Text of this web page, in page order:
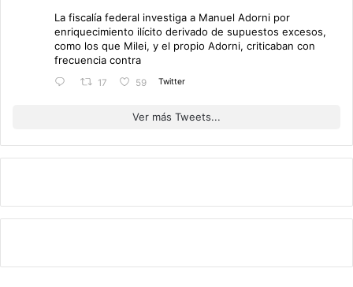
La fiscalía federal investiga a Manuel Adorni por
enriquecimiento ilícito derivado de supuestos excesos,
como los que Milei, y el propio Adorni, criticaban con
frecuencia contra
17 59 Twitter
Ver más Tweets...